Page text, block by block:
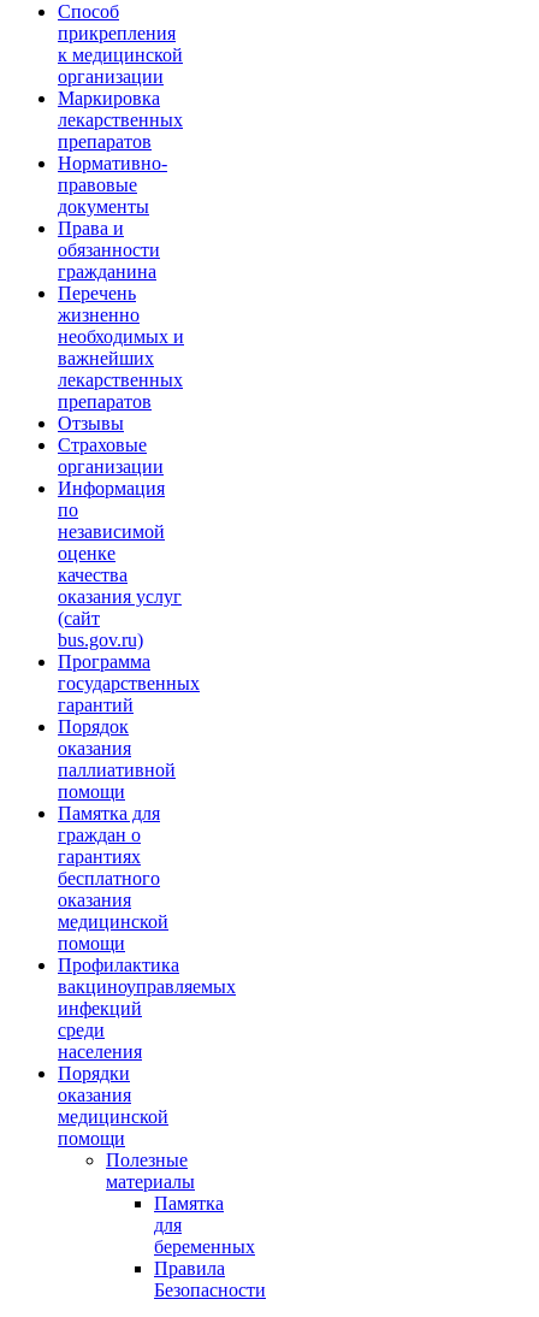
Способ
прикрепления
к медицинской
организации
Маркировка
лекарственных
препаратов
Нормативно-
правовые
документы
Права и
обязанности
гражданина
Перечень
жизненно
необходимых и
важнейших
лекарственных
препаратов
Отзывы
Страховые
организации
Информация
по
независимой
оценке
качества
оказания услуг
(сайт
bus.gov.ru)
Программа
государственных
гарантий
Порядок
оказания
паллиативной
помощи
Памятка для
граждан о
гарантиях
бесплатного
оказания
медицинской
помощи
Профилактика
вакциноуправляемых
инфекций
среди
населения
Порядки
оказания
медицинской
помощи
Полезные
материалы
Памятка
для
беременных
Правила
Безопасности